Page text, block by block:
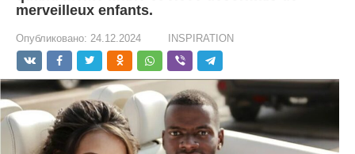
merveilleux enfants.
Опубликовано: 24.12.2024 INSPIRATION